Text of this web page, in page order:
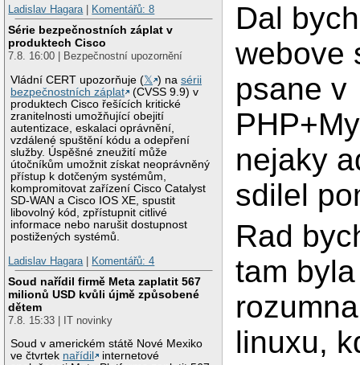
Ladislav Hagara
Komentářů: 8
Série bezpečnostních záplat v
produktech Cisco
7.8. 16:00 | Bezpečnostní upozornění
Vládní CERT upozorňuje (𝕏 ) nasérii
bezpečnostních záplat
(CVSS 9.9) v
produktech Cisco řešících kritické
zranitelnosti umožňující obejití
autentizace, eskalaci oprávnění,
vzdálené spuštění kódu a odepření
služby. Úspěšné zneužití může
útočníkům umožnit získat neoprávněný
přístup k dotčeným systémům,
kompromitovat zařízení Cisco Catalyst
SD-WAN a Cisco IOS XE, spustit
libovolný kód, zpřístupnit citlivé
informace nebo narušit dostupnost
postižených systémů.
Ladislav Hagara
Komentářů: 4
Soud nařídil firmě Meta zaplatit 567
milionů USD kvůli újmě způsobené
dětem
7.8. 15:33 | IT novinky
Soud v americkém státě Nové Mexiko
ve čtvrtek nařídil
internetové
Dal
webove
psane v
nejaky
sdilel
Rad
tam
linuxu,